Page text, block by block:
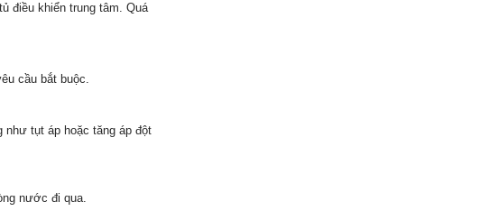
điều khiển trung tâm. Quá
cầu bắt buộc.
như tụt áp hoặc tăng áp đột
nước đi qua.